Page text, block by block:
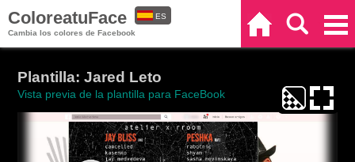
ColoreatuFace
Cambia los colores de Facebook
ES
Plantilla: Jared Leto
Vista previa de la plantilla para FaceBook